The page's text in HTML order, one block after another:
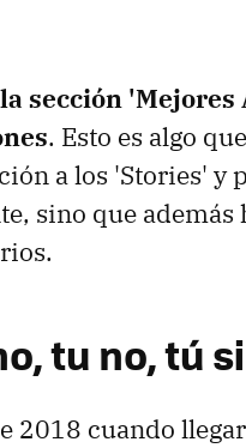
la sección
. Esto es algo
a los 'Stories' y
sino que
tu no, tú si
2018 cuando